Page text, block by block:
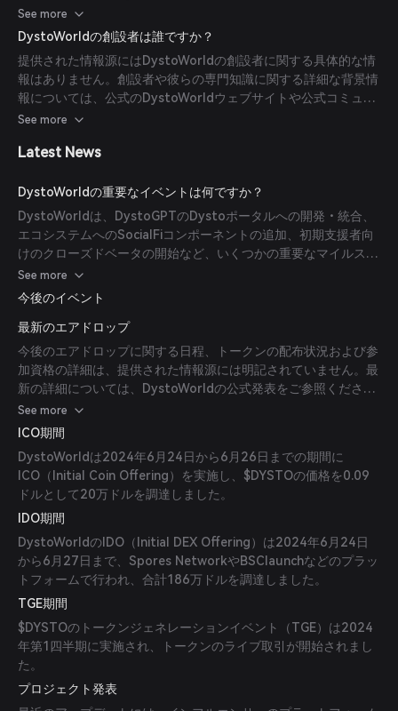
ターによってカスタマイズされたAIコンパニオンを通じて継続的
なユーザーエンゲージメントが可能です。さらに、プラットフォ
ームはガバナンスを重視しており、インフルエンサーがコンテン
ツ追加やプラットフォームの変更に投票することで、エコシステ
ムがユーザーのニーズに応じて進化することを保証しています。
See more
DystoWorldの創設者は誰ですか？
提供された情報源にはDystoWorldの創設者に関する具体的な情
報はありません。創設者や彼らの専門知識に関する詳細な背景情
報については、公式のDystoWorldウェブサイトや公式コミュニ
ケーションチャネルを参照することをお勧めします。
See more
Latest News
DystoWorldの重要なイベントは何ですか？
DystoWorldは、DystoGPTのDystoポータルへの開発・統合、
エコシステムへのSocialFiコンポーネントの追加、初期支援者向
けのクローズドベータの開始など、いくつかの重要なマイルスト
ーンを達成しました。さらに、資金調達ラウンドを実施し、
$DYSTOトークンの取引も開始しています。
See more
今後のイベント
最新のエアドロップ
今後のエアドロップに関する日程、トークンの配布状況および参
加資格の詳細は、提供された情報源には明記されていません。最
新の詳細については、DystoWorldの公式発表をご参照くださ
い。
See more
ICO期間
DystoWorldは2024年6月24日から6月26日までの期間に
ICO（Initial Coin Offering）を実施し、$DYSTOの価格を0.09
ドルとして20万ドルを調達しました。
IDO期間
DystoWorldのIDO（Initial DEX Offering）は2024年6月24日
から6月27日まで、Spores NetworkやBSClaunchなどのプラッ
トフォームで行われ、合計186万ドルを調達しました。
TGE期間
$DYSTOのトークンジェネレーションイベント（TGE）は2024
年第1四半期に実施され、トークンのライブ取引が開始されまし
た。
プロジェクト発表